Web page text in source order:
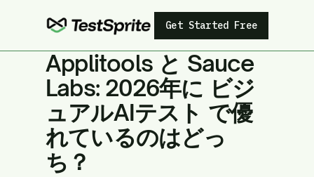
Get Started Free
Applitools と Sauce
Labs: 2026年に ビジ
ュアルAIテスト で優
れているのはどっ
ち？